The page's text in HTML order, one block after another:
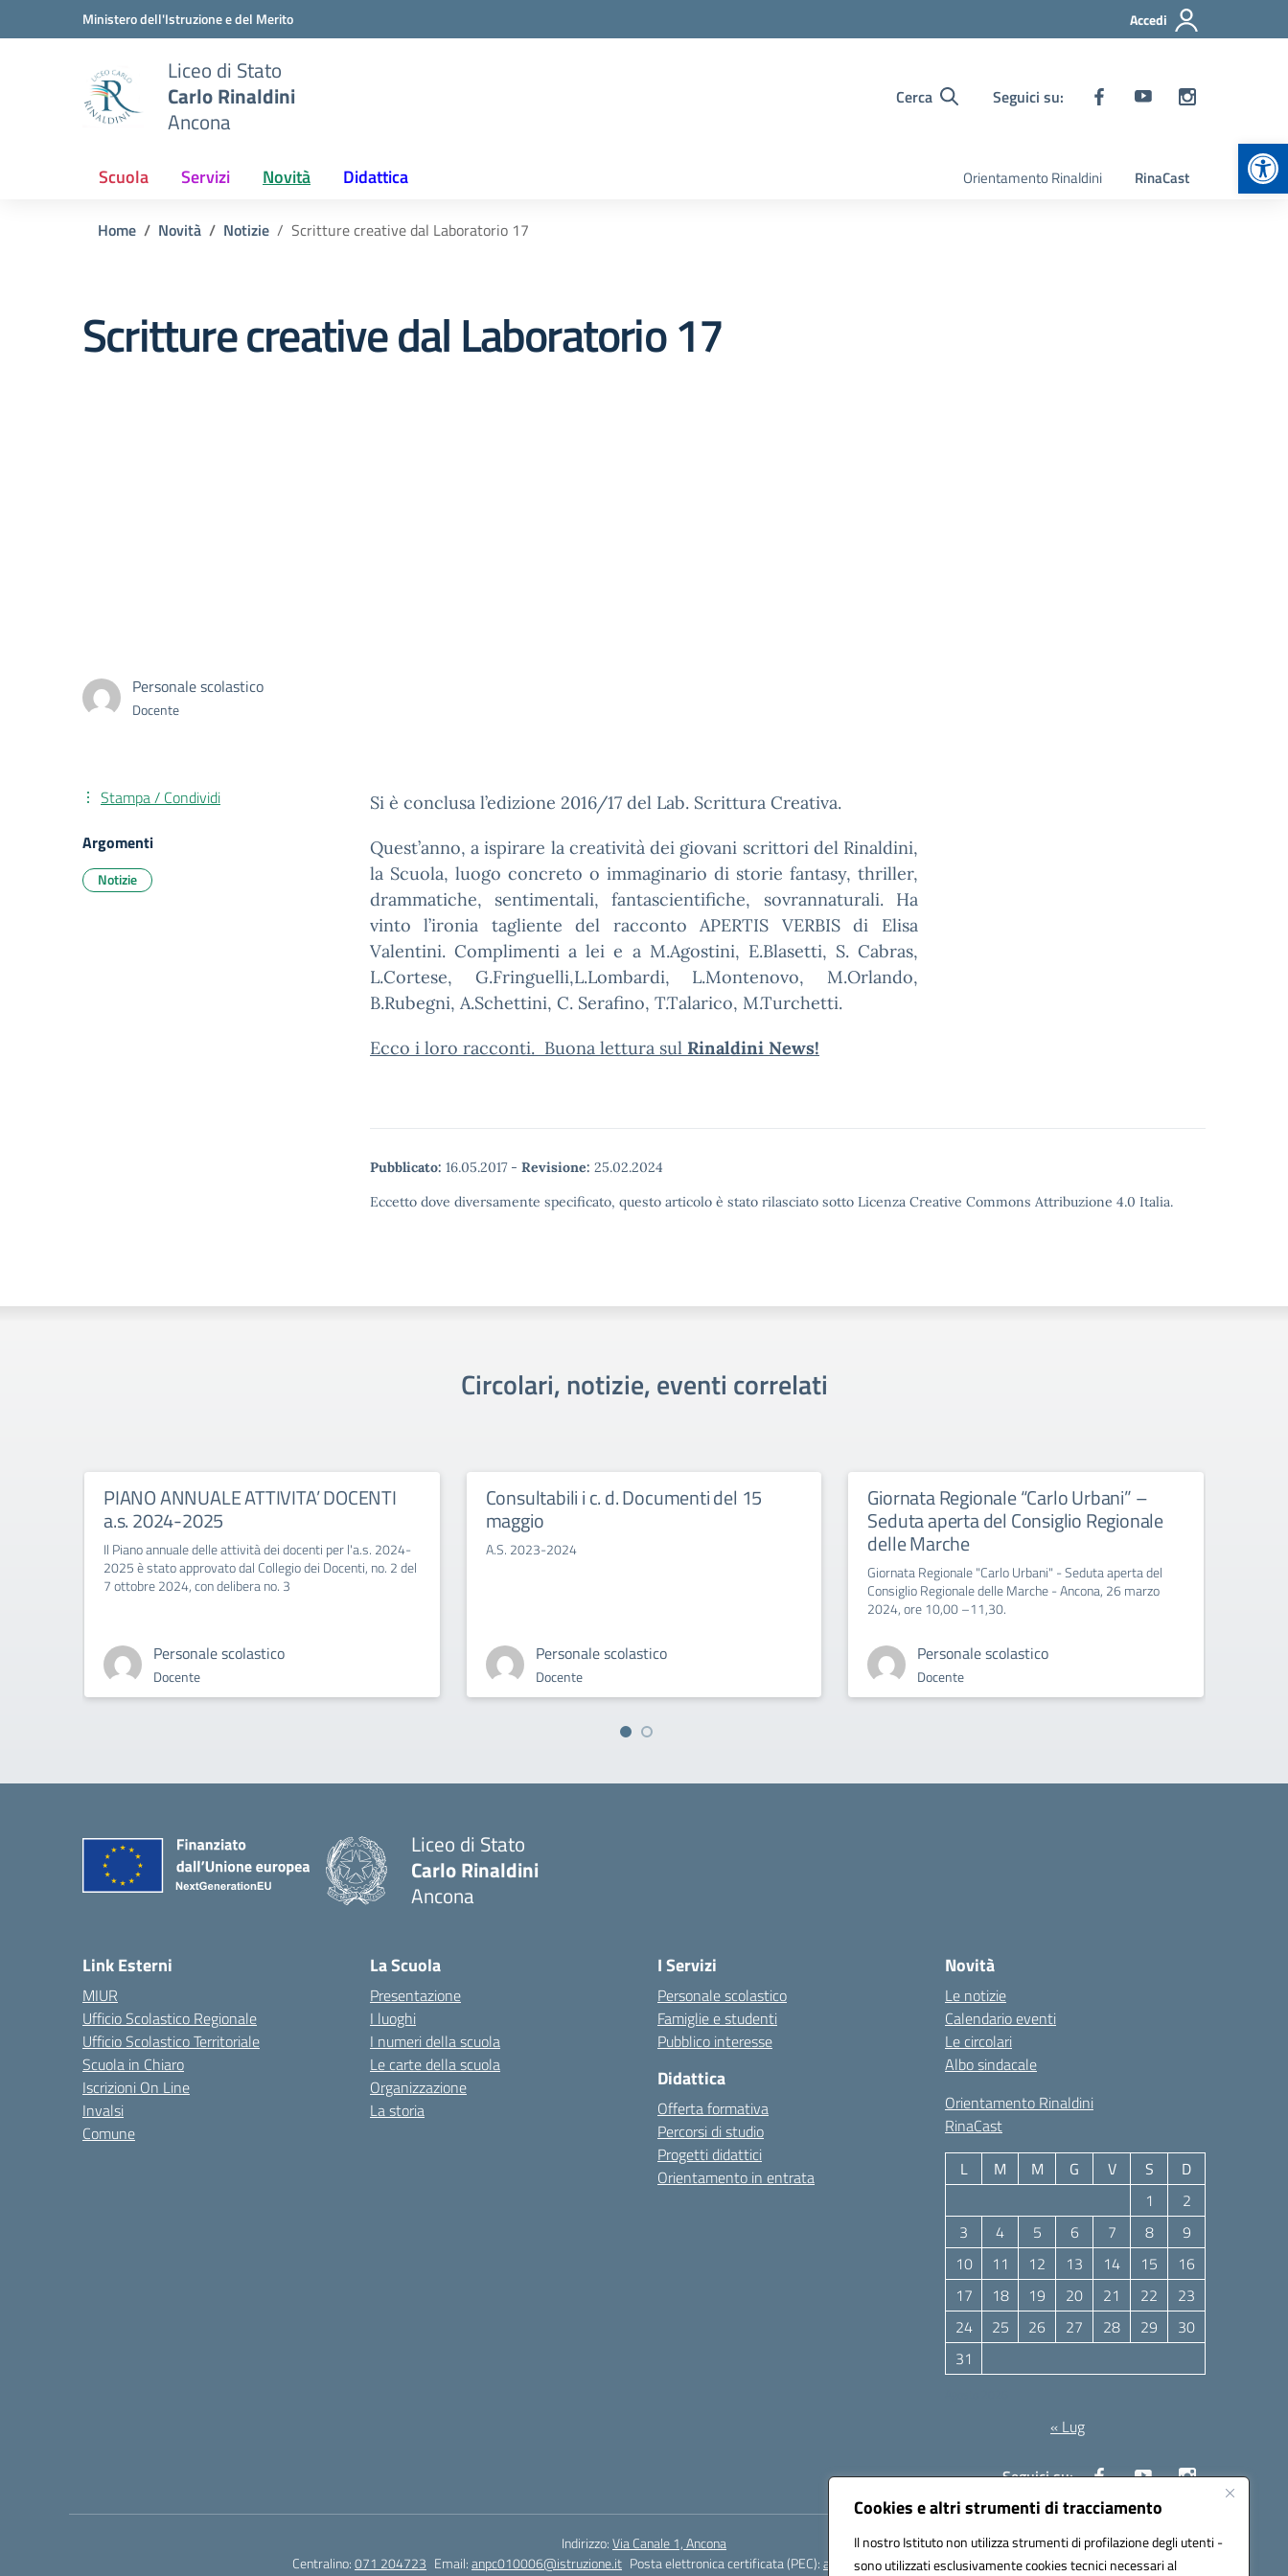
Cookies e altri strumenti di tracciamento
Il nostro Istituto non utilizza strumenti di profilazione degli utenti -
sono utilizzati esclusivamente cookies tecnici necessari al
Vai ai contenuti
Vai al menu di navigazioneMinistero dell'Istruzione e del Merito Accedi
Liceo di Stato
Carlo Rinaldini
Ancona
Cerca Seguici su:
Scuola Servizi Novità Didattica Orientamento Rinaldini RinaCast
Home Novità Notizie Scritture creative dal Laboratorio 17
Scritture creative dal Laboratorio 17
Personale scolastico
Docente
Si è conclusa l’edizione 2016/17 del Lab. Scrittura Creativa.
Quest’anno, a ispirare la creatività dei giovani scrittori del Rinaldini,
la Scuola, luogo concreto o immaginario di storie fantasy, thriller,
drammatiche, sentimentali, fantascientifiche, sovrannaturali. Ha
vinto l’ironia tagliente del racconto APERTIS VERBIS di Elisa
Valentini. Complimenti a lei e a M.Agostini, E.Blasetti, S. Cabras,
L.Cortese, G.Fringuelli,L.Lombardi, L.Montenovo, M.Orlando,
B.Rubegni, A.Schettini, C. Serafino, T.Talarico, M.Turchetti.
Ecco i loro racconti. Buona lettura sul Rinaldini News!
Pubblicato: 16.05.2017 - Revisione: 25.02.2024
Eccetto dove diversamente specificato, questo articolo è stato rilasciato sotto Licenza Creative Commons Attribuzione 4.0 Italia.
Stampa / Condividi
Argomenti
Notizie
Circolari, notizie, eventi correlati
PIANO ANNUALE ATTIVITA’ DOCENTI
a.s. 2024-2025
Il Piano annuale delle attività dei docenti per l'a.s. 2024-
2025 è stato approvato dal Collegio dei Docenti, no. 2 del
7 ottobre 2024, con delibera no. 3
Personale scolastico
Docente
Consultabili i c. d. Documenti del 15
maggio
A.S. 2023-2024
Personale scolastico
Docente
Giornata Regionale “Carlo Urbani” –
Seduta aperta del Consiglio Regionale
delle Marche
Giornata Regionale "Carlo Urbani" - Seduta aperta del
Consiglio Regionale delle Marche - Ancona, 26 marzo
2024, ore 10,00 –11,30.
Personale scolastico
Docente
Liceo di Stato
Carlo Rinaldini
Ancona
Link Esterni
MIUR
Ufficio Scolastico Regionale
Ufficio Scolastico Territoriale
Scuola in Chiaro
Iscrizioni On Line
Invalsi
Comune
La Scuola
Presentazione
I luoghi
I numeri della scuola
Le carte della scuola
Organizzazione
La storia
I Servizi
Personale scolastico
Famiglie e studenti
Pubblico interesse
Didattica
Offerta formativa
Percorsi di studio
Progetti didattici
Orientamento in entrata
Novità
Le notizie
Calendario eventi
Le circolari
Albo sindacale
Orientamento Rinaldini
RinaCast
L M M G V S
D
1
2
3
4 5 6 7 8
9
10
11 12 13 14 15
16
17
18 19 20 21 22
23
24
25 26 27 28 29
30
31
« Lug
Seguici su:
Indirizzo:Via Canale 1, Ancona
Centralino:071 204723 Email:anpc010006@istruzione.it Posta elettronica certificata (PEC):anpc010006@pec.istruzione.it